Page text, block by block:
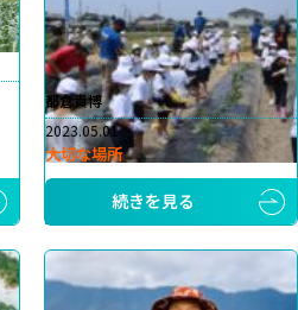
都倉貴博
2023.05.01
大切な場所
続きを見る